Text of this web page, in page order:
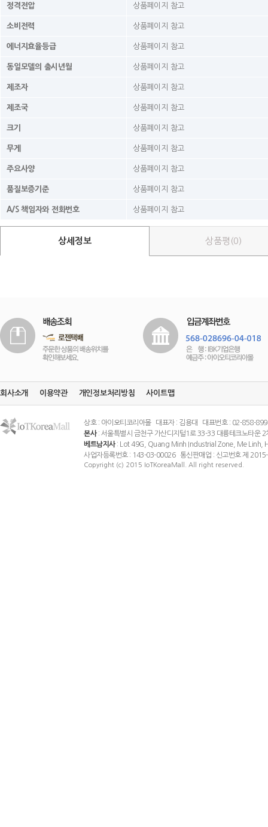
정격전압 상품페이지 참고
소비전력 상품페이지 참고
에너지효율등급 상품페이지 참고
동일모델의 출시년월 상품페이지 참고
제조자 상품페이지 참고
제조국 상품페이지 참고
크기 상품페이지 참고
무게 상품페이지 참고
주요사양 상품페이지 참고
품질보증기준 상품페이지 참고
A/S 책임자와 전화번호 상품페이지 참고
상세정보 상품평(0)
회사소개 이용약관 개인정보처리방침 사이트맵
상호 : 아이오티코리아몰 대표자 : 김용대 대표번호 : 02-858-
본사: 서울특별시 금천구 가산디지털1로 33-33 대륭테크노타운
베트남지사: Lot 49G, Quang Minh Industrial Zone, Me Linh,
사업자등록번호 : 143-03-00026 통신판매업 : 신고번호 제
Copyright (c) 2015 IoTKoreaMall. All right reserved.